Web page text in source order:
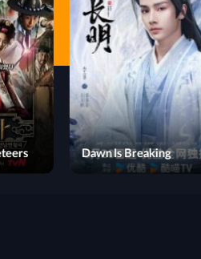
The Three Musketeers